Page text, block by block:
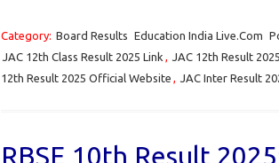
Category: Board Results Education India Live.Com
JAC 12th Class Result 2025 Link , JAC 12th Result
12th Result 2025 Official Website , JAC Inter Result
RBSE 10th Result 2025: